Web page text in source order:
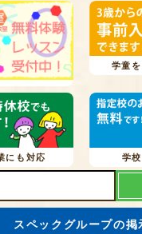
学童
にも対応 学
スペックグループの掲